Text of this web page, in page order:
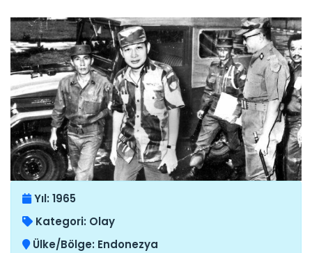
Yıl: 1965
Kategori: Olay
Ülke/Bölge: Endonezya